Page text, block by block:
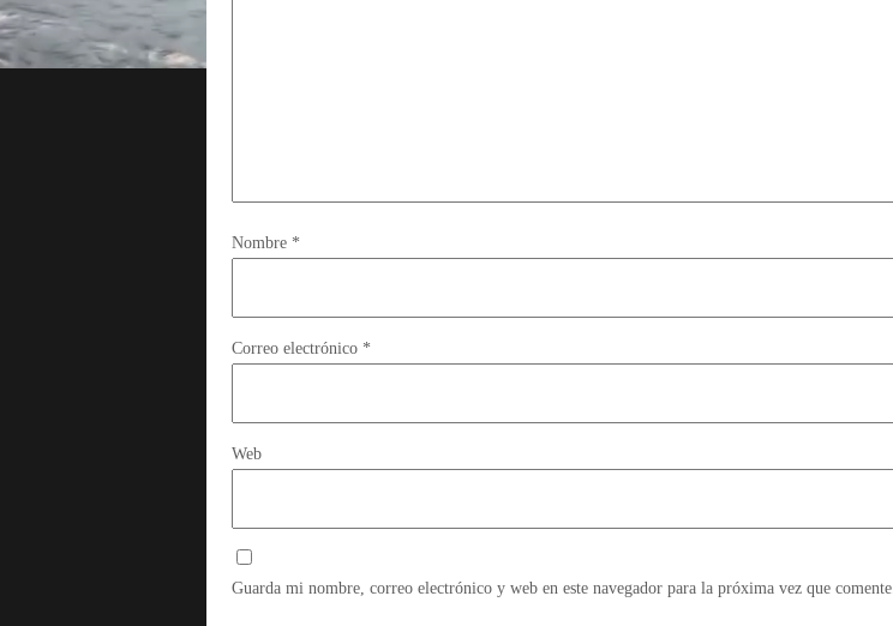
Nombre *
Correo electrónico *
Web
Guarda mi nombre, correo electrónico y web en este navegador para la próxima vez que comente.